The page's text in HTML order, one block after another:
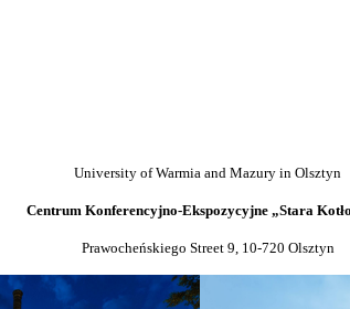
University of Warmia and Mazury in Olsztyn
Centrum Konferencyjno-Ekspozycyjne „Stara
Prawocheńskiego Street 9, 10-720 Olsztyn